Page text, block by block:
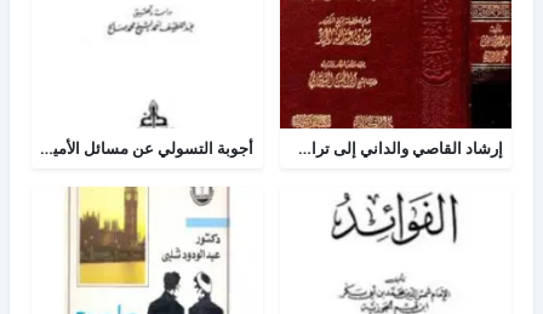
إرشاد القاصي والداني إلى تراجم شيوخ الطبراني أجوبة التسولي عن مسائل الأمير عبد القادر في الجهاد